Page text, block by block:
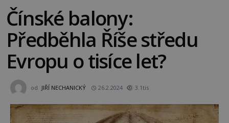
Čínské balony:
Předběhla Říše středu
Evropu o tisíce let?
od JIŘÍ NECHANICKÝ 26.2.2024 3.1tis